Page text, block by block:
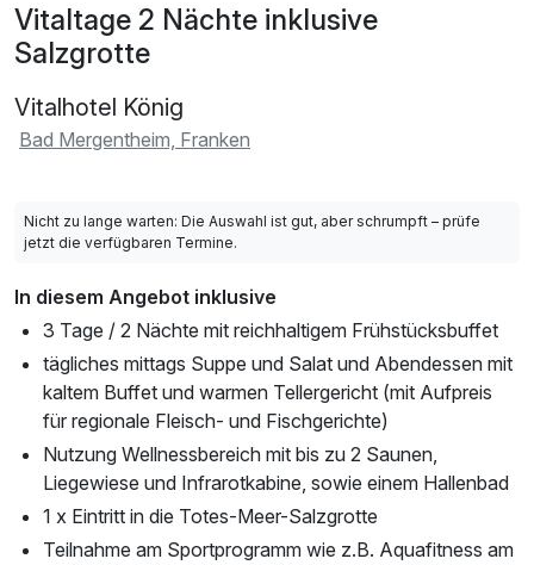
Vitaltage 2 Nächte inklusive
Salzgrotte
Vitalhotel König
Bad Mergentheim, Franken
Nicht zu lange warten: Die Auswahl ist gut, aber schrumpft – prüfe
jetzt die verfügbaren Termine.
In diesem Angebot inklusive
3 Tage / 2 Nächte mit reichhaltigem Frühstücksbuffet
tägliches mittags Suppe und Salat und Abendessen mit
kaltem Buffet und warmen Tellergericht (mit Aufpreis
für regionale Fleisch- und Fischgerichte)
Nutzung Wellnessbereich mit bis zu 2 Saunen,
Liegewiese und Infrarotkabine, sowie einem Hallenbad
1 x Eintritt in die Totes-Meer-Salzgrotte
Teilnahme am Sportprogramm wie z.B. Aquafitness am